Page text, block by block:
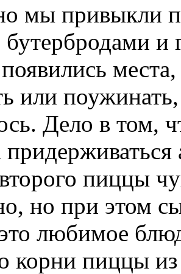
мы привыкли
и
или
Дело в том,
пиццы
но при этом
любимое
корни пиццы